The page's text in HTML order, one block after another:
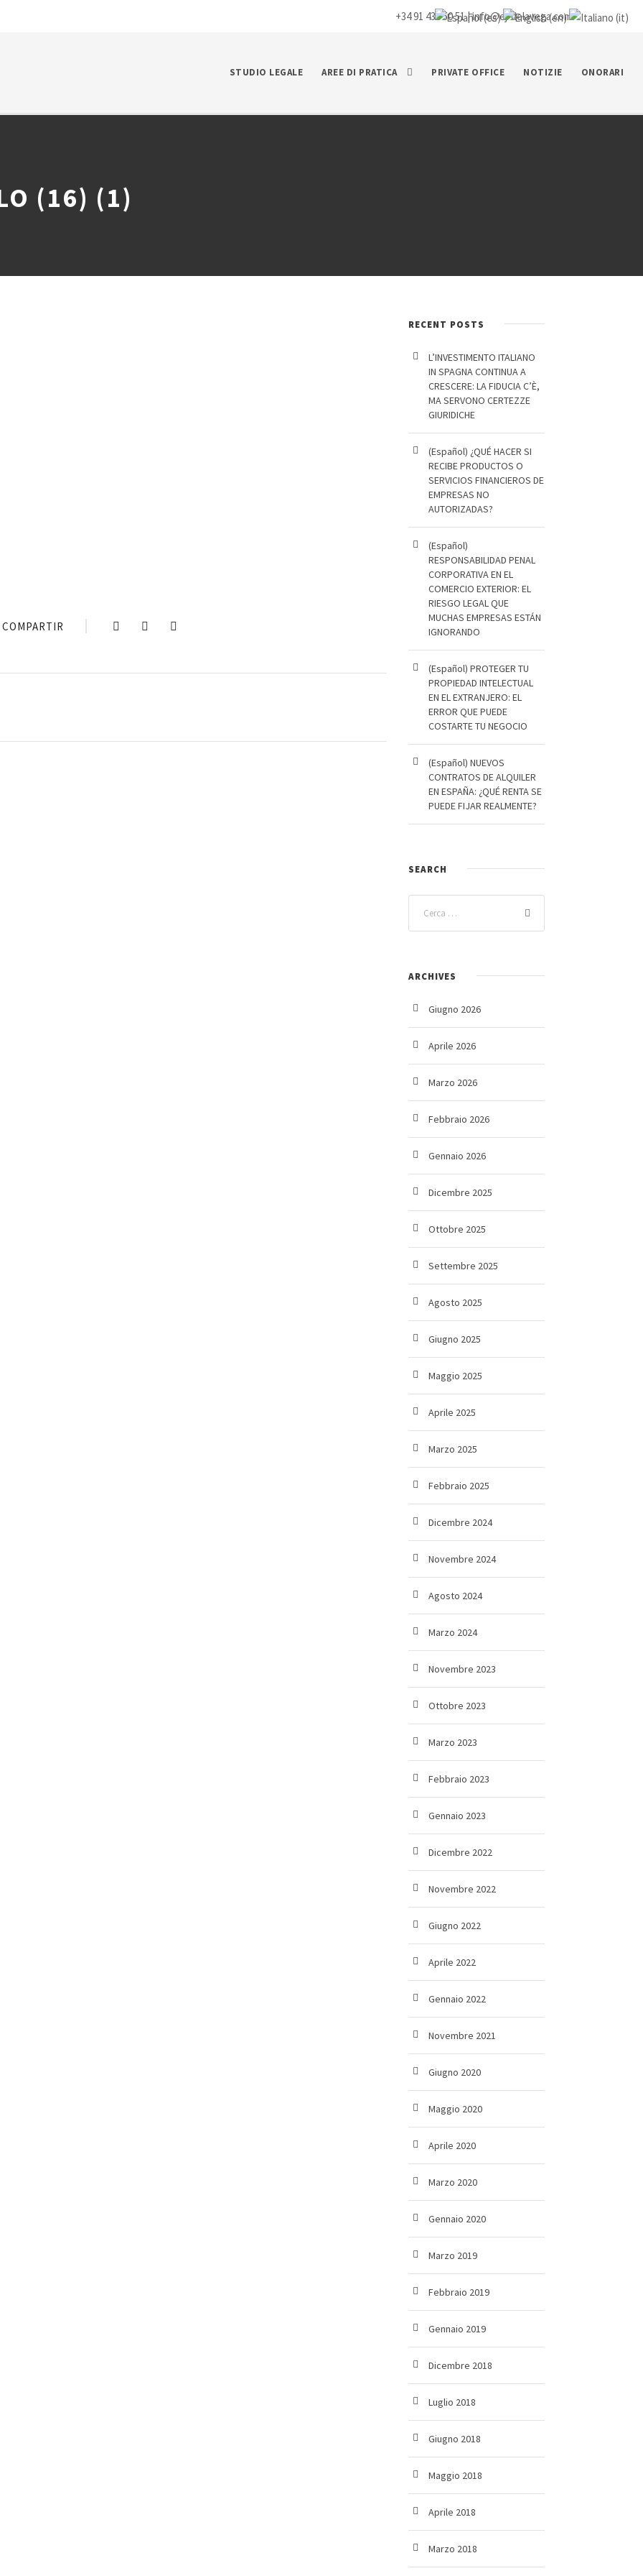
+34 91 435 50 51 |info@ej-delavega.com
STUDIO LEGALE AREE DI PRATICA PRIVATE OFFICE NOTIZIE ONORARI
(16) (1)
COMPARTIR
RECENT POSTS
L’INVESTIMENTO ITALIANO
IN SPAGNA CONTINUA A
CRESCERE: LA FIDUCIA C’È,
MA SERVONO CERTEZZE
GIURIDICHE
(Español) ¿QUÉ HACER SI
RECIBE PRODUCTOS O
SERVICIOS FINANCIEROS DE
EMPRESAS NO
AUTORIZADAS?
(Español)
RESPONSABILIDAD PENAL
CORPORATIVA EN EL
COMERCIO EXTERIOR: EL
RIESGO LEGAL QUE
MUCHAS EMPRESAS ESTÁN
IGNORANDO
(Español) PROTEGER TU
PROPIEDAD INTELECTUAL
EN EL EXTRANJERO: EL
ERROR QUE PUEDE
COSTARTE TU NEGOCIO
(Español) NUEVOS
CONTRATOS DE ALQUILER
EN ESPAÑA: ¿QUÉ RENTA SE
PUEDE FIJAR REALMENTE?
SEARCH
ARCHIVES
Giugno 2026
Aprile 2026
Marzo 2026
Febbraio 2026
Gennaio 2026
Dicembre 2025
Ottobre 2025
Settembre 2025
Agosto 2025
Giugno 2025
Maggio 2025
Aprile 2025
Marzo 2025
Febbraio 2025
Dicembre 2024
Novembre 2024
Agosto 2024
Marzo 2024
Novembre 2023
Ottobre 2023
Marzo 2023
Febbraio 2023
Gennaio 2023
Dicembre 2022
Novembre 2022
Giugno 2022
Aprile 2022
Gennaio 2022
Novembre 2021
Giugno 2020
Maggio 2020
Aprile 2020
Marzo 2020
Gennaio 2020
Marzo 2019
Febbraio 2019
Gennaio 2019
Dicembre 2018
Luglio 2018
Giugno 2018
Maggio 2018
Aprile 2018
Marzo 2018